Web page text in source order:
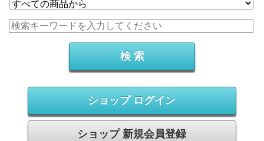
ショップ ログイン
ショップ 新規会員登録